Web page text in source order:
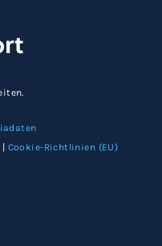
| Cookie-Richtlinien (EU)